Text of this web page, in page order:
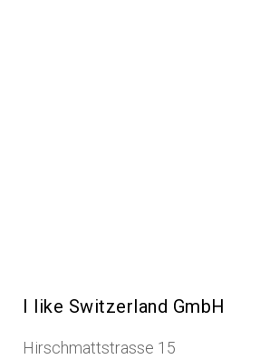
I like Switzerland GmbH
Hirschmattstrasse 15